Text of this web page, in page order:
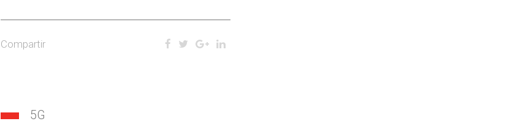
Compartir
5G